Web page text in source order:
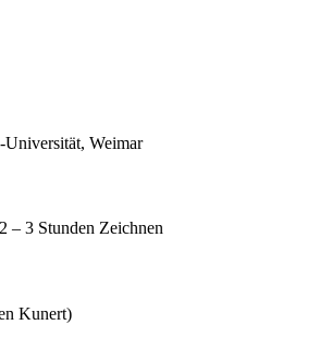
Universität, Weimar
– 3 Stunden Zeichnen
Kunert)